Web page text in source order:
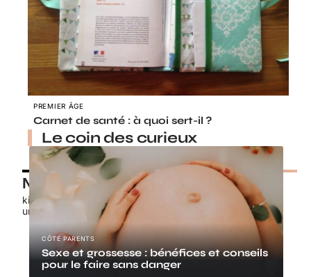
PREMIER ÂGE
Carnet de santé : à quoi sert-il ?
Le coin des curieux
CÔTÉ PARENTS
Sexe et grossesse : bénéfices et conseils
pour le faire sans danger
Nos petits chouchous
kids-promo.fr
unbrindefil.fr